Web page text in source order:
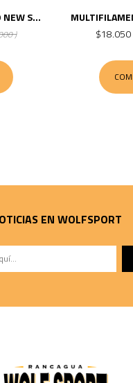
NEW S...
)
$18.050
EN WOLFSPORT